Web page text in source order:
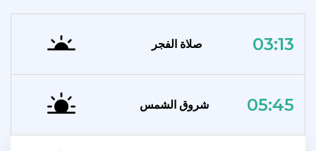
صلاة الفجر 03:13
شروق الشمس 05:45